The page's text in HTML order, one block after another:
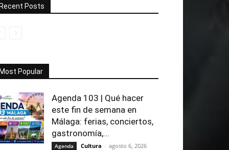
Posts
Popular
Agenda 103 | Qué hacer
este fin de semana en
Málaga: ferias, conciertos,
gastronomía,...
Agenda Cultura - agosto 6, 2026